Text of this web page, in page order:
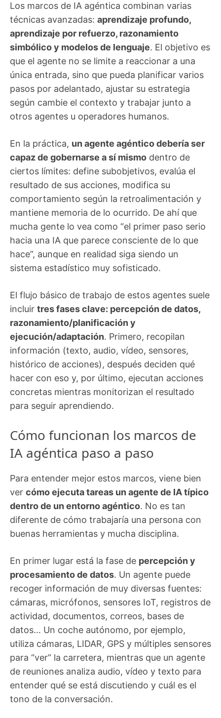
Los marcos de IA agéntica combinan varias
técnicas avanzadas: aprendizaje profundo,
aprendizaje por refuerzo, razonamiento
simbólico y modelos de lenguaje. El objetivo es
que el agente no se limite a reaccionar a una
única entrada, sino que pueda planificar varios
pasos por adelantado, ajustar su estrategia
según cambie el contexto y trabajar junto a
otros agentes u operadores humanos.
En la práctica, un agente agéntico debería ser
capaz de gobernarse a sí mismo dentro de
ciertos límites: define subobjetivos, evalúa el
resultado de sus acciones, modifica su
comportamiento según la retroalimentación y
mantiene memoria de lo ocurrido. De ahí que
mucha gente lo vea como “el primer paso serio
hacia una IA que parece consciente de lo que
hace”, aunque en realidad siga siendo un
sistema estadístico muy sofisticado.
El flujo básico de trabajo de estos agentes suele
incluir tres fases clave: percepción de datos,
razonamiento/planificación y
ejecución/adaptación. Primero, recopilan
información (texto, audio, vídeo, sensores,
histórico de acciones), después deciden qué
hacer con eso y, por último, ejecutan acciones
concretas mientras monitorizan el resultado
para seguir aprendiendo.
Cómo funcionan los marcos de
IA agéntica paso a paso
Para entender mejor estos marcos, viene bien
ver cómo ejecuta tareas un agente de IA típico
dentro de un entorno agéntico. No es tan
diferente de cómo trabajaría una persona con
buenas herramientas y mucha disciplina.
En primer lugar está la fase de percepción y
procesamiento de datos. Un agente puede
recoger información de muy diversas fuentes:
cámaras, micrófonos, sensores IoT, registros de
actividad, documentos, correos, bases de
datos… Un coche autónomo, por ejemplo,
utiliza cámaras, LIDAR, GPS y múltiples sensores
para “ver” la carretera, mientras que un agente
de reuniones analiza audio, vídeo y texto para
entender qué se está discutiendo y cuál es el
tono de la conversación.